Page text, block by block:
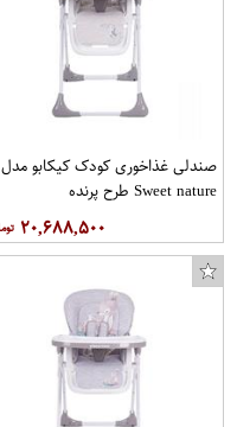
صندلی غذاخوری کودک کیکابو مدل
Sweet nature طرح پرنده
۲۰,۶۸۸,۵۰۰